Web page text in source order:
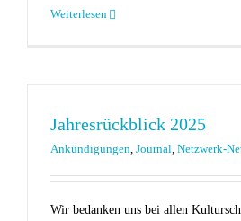
Weiterlesen
Jahresrückblick 2025
Ankündigungen, Journal, Netzwerk-
Wir bedanken uns bei allen